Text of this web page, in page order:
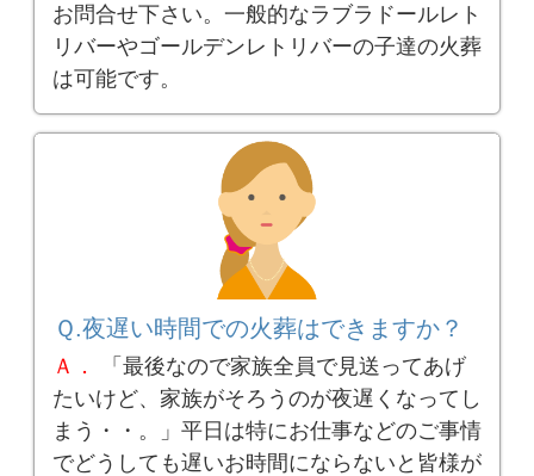
お問合せ下さい。一般的なラブラドールレト
リバーやゴールデンレトリバーの子達の火葬
は可能です。
Ｑ.夜遅い時間での火葬はできますか？
Ａ．
「最後なので家族全員で見送ってあげ
たいけど、家族がそろうのが夜遅くなってし
まう・・。」平日は特にお仕事などのご事情
でどうしても遅いお時間にならないと皆様が